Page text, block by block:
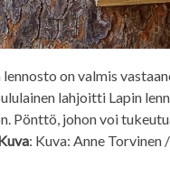
lennosto on valmis
lahjoitti Lapin
Pönttö, johon voi
: Kuva: Anne Torvinen